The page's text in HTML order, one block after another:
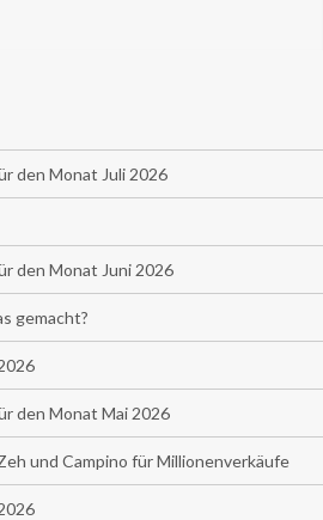
den Monat Juli 2026
den Monat Juni 2026
gemacht?
den Monat Mai 2026
und Campino für Millionenverkäufe